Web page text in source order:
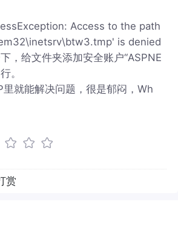
Access to the path
is denied
，给文件夹添加安全账户“ASPNE
。
里就能解决问题，很是郁闷，Wh
赏